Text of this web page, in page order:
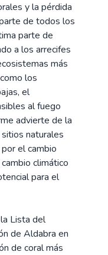
y la pérdida
de todos los
parte de
a los arrecifes
más
los
el
al fuego
advierte de la
naturales
el cambio
climático
para el
Lista del
de Aldabra en
de coral más